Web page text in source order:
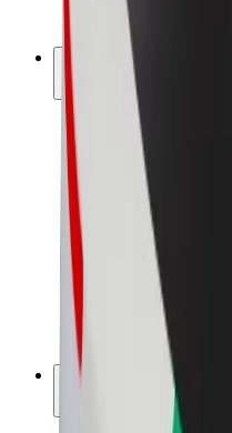
Bolt Plus
Zarabiaj z Bolt
Kierowcy
Zarobki kierowcy
Kurierzy
Zarobki kuriera
Partnerzy Bolt Food
Franczyza
O nas